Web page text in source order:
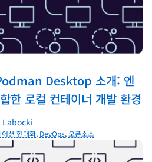
Desktop 소개: 엔
한 로컬 컨테이너 개발 환경
Labocki
션 현대화, DevOps,오픈소스